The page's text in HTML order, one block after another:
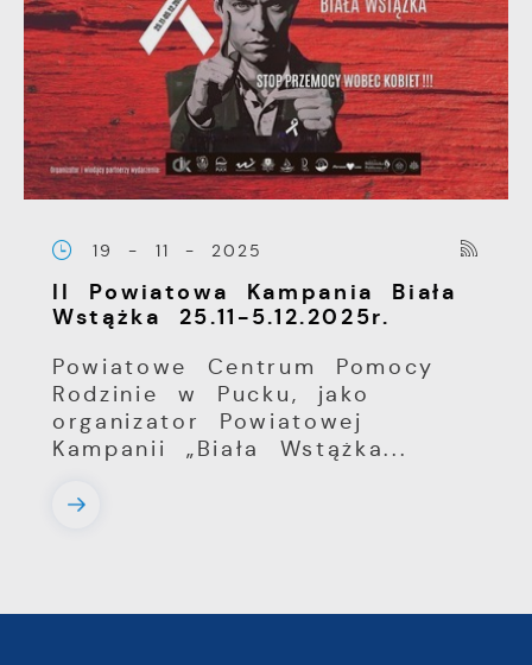
19 - 11 - 2025
II Powiatowa Kampania Biała
Wstążka 25.11-5.12.2025r.
Powiatowe Centrum Pomocy
Rodzinie w Pucku, jako
organizator Powiatowej
Kampanii „Biała Wstążka...